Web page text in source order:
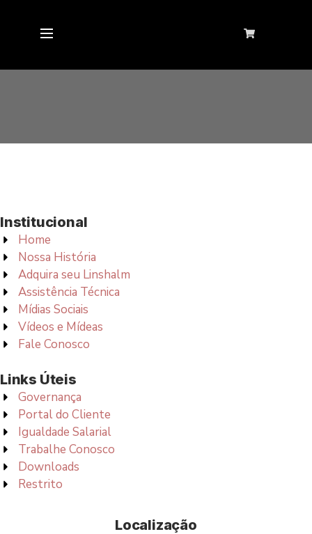
Institucional
Home
Nossa História
Adquira seu Linshalm
Assistência Técnica
Mídias Sociais
Vídeos e Mídeas
Fale Conosco
Links Úteis
Governança
Portal do Cliente
Igualdade Salarial
Trabalhe Conosco
Downloads
Restrito
Localização